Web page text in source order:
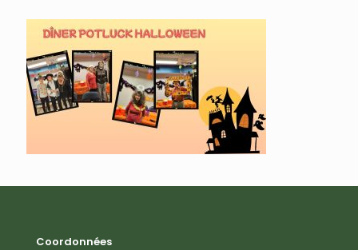
Coordonnées